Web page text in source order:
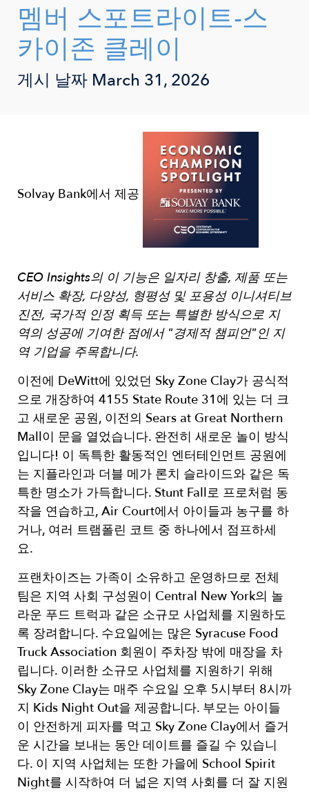
멤버 스포트라이트-스
카이존 클레이
게시 날짜 March 31, 2026
Solvay Bank에서 제공
CEO Insights의 이 기능은 일자리 창출, 제품 또는
서비스 확장, 다양성, 형평성 및 포용성 이니셔티브
진전, 국가적 인정 획득 또는 특별한 방식으로 지
역의 성공에 기여한 점에서 "경제적 챔피언"인 지
역 기업을 주목합니다.
이전에 DeWitt에 있었던 Sky Zone Clay가 공식적
으로 개장하여 4155 State Route 31에 있는 더 크
고 새로운 공원, 이전의 Sears at Great Northern
Mall이 문을 열었습니다. 완전히 새로운 놀이 방식
입니다! 이 독특한 활동적인 엔터테인먼트 공원에
는 지플라인과 더블 메가 론치 슬라이드와 같은 독
특한 명소가 가득합니다. Stunt Fall로 프로처럼 동
작을 연습하고, Air Court에서 아이들과 농구를 하
거나, 여러 트램폴린 코트 중 하나에서 점프하세
요.
프랜차이즈는 가족이 소유하고 운영하므로 전체
팀은 지역 사회 구성원이 Central New York의 놀
라운 푸드 트럭과 같은 소규모 사업체를 지원하도
록 장려합니다. 수요일에는 많은 Syracuse Food
Truck Association 회원이 주차장 밖에 매장을 차
립니다. 이러한 소규모 사업체를 지원하기 위해
Sky Zone Clay는 매주 수요일 오후 5시부터 8시까
지 Kids Night Out을 제공합니다. 부모는 아이들
이 안전하게 피자를 먹고 Sky Zone Clay에서 즐거
운 시간을 보내는 동안 데이트를 즐길 수 있습니
다. 이 지역 사업체는 또한 가을에 School Spirit
Night를 시작하여 더 넓은 지역 사회를 더 잘 지원